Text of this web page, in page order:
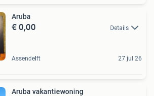
Aruba
€ 0,00 Details
Assendelft 27 jul 26
Aruba vakantiewoning